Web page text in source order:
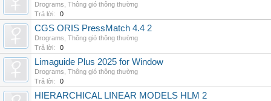
Drograms Thông gió thông thường
Trả lời:
0
CGS ORIS PressMatch 4.4 2
Drograms Thông gió thông thường
Trả lời:
0
Limaguide Plus 2025 for Window
Drograms Thông gió thông thường
Trả lời:
0
HIERARCHICAL LINEAR MODELS HLM 2